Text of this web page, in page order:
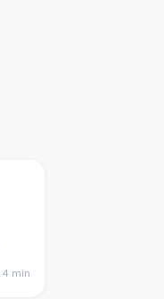
4 min